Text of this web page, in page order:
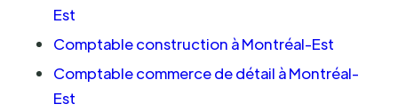
Est
Comptable construction à Montréal-Est
Comptable commerce de détail à Montréal-
Est